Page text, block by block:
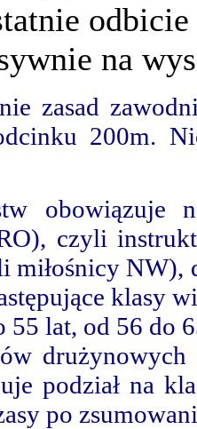
na
zasad
200m.
obowiązuje
czyli
miłośnicy
klasy
55 lat, od 56 do
podział na
po